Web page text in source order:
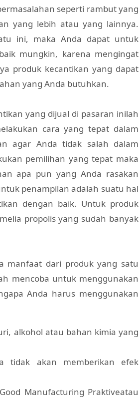
seperti rambut yang
yang lebih atau yang lainnya.
ini, maka Anda dapat untuk
mungkin, karena mengingat
produk kecantikan yang dapat
yang Anda butuhkan.
yang dijual di pasaran inilah
cara yang tepat dalam
agar Anda tidak salah dalam
pemilihan yang tepat maka
apa pun yang Anda rasakan
penampilan adalah suatu hal
dengan baik. Untuk produk
propolis yang sudah banyak
manfaat dari produk yang satu
mencoba untuk menggunakan
Anda harus menggunakan
alkohol atau bahan kimia yang
tidak akan memberikan efek
Manufacturing Praktiveatau